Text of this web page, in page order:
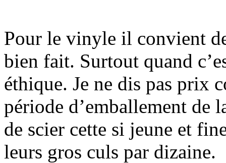
Pour le vinyle il convient
bien fait. Surtout quand
éthique. Je ne dis pas prix
période d’emballement de
de scier cette si jeune et
leurs gros culs par dizaine.